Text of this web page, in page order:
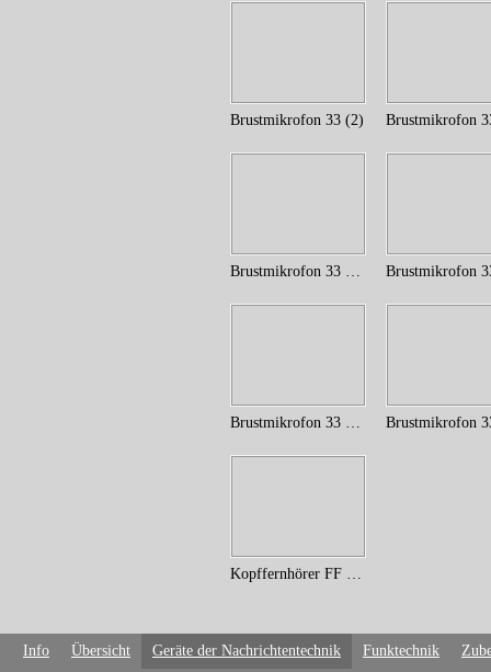
Brustmikrofon 33 (2) Brustmikrofon
Info Übersicht Geräte der Nachrichtentechnik Funktechnik